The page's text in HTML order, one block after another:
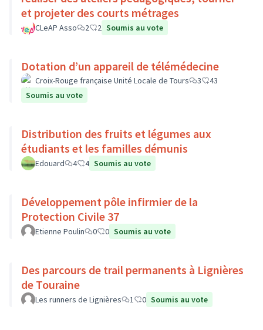
et projeter des courts métrages
CLeAP Asso 2 2 Soumis au vote
Dotation d’un appareil de télémédecine
Croix-Rouge française Unité Locale de Tours 3
43
Soumis au vote
Distribution des fruits et légumes aux
étudiants et les familles démunis
Edouard 4 4 Soumis au vote
Développement pôle infirmier de la
Protection Civile 37
Etienne Poulin 0 0 Soumis au vote
Des parcours de trail permanents à Lignières
de Touraine
Les runners de Lignières 1 0 Soumis au vote